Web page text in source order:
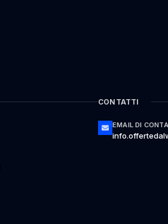
CONTATTI
EMAIL DI